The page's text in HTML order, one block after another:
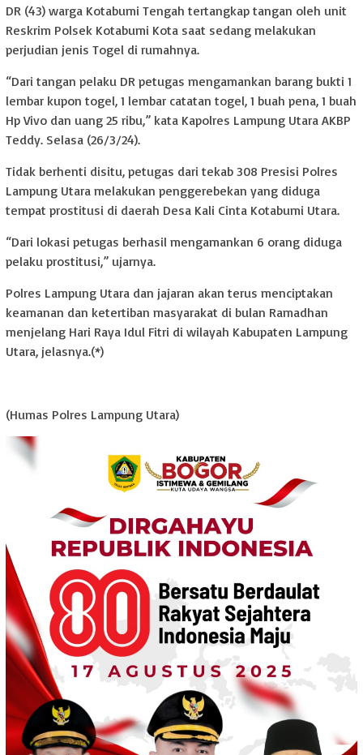
DR (43) warga Kotabumi Tengah tertangkap tangan oleh unit
Reskrim Polsek Kotabumi Kota saat sedang melakukan
perjudian jenis Togel di rumahnya.
“Dari tangan pelaku DR petugas mengamankan barang bukti 1
lembar kupon togel, 1 lembar catatan togel, 1 buah pena, 1 buah
Hp Vivo dan uang 25 ribu,” kata Kapolres Lampung Utara AKBP
Teddy. Selasa (26/3/24).
Tidak berhenti disitu, petugas dari tekab 308 Presisi Polres
Lampung Utara melakukan penggerebekan yang diduga
tempat prostitusi di daerah Desa Kali Cinta Kotabumi Utara.
“Dari lokasi petugas berhasil mengamankan 6 orang diduga
pelaku prostitusi,” ujarnya.
Polres Lampung Utara dan jajaran akan terus menciptakan
keamanan dan ketertiban masyarakat di bulan Ramadhan
menjelang Hari Raya Idul Fitri di wilayah Kabupaten Lampung
Utara, jelasnya.(*)
(Humas Polres Lampung Utara)